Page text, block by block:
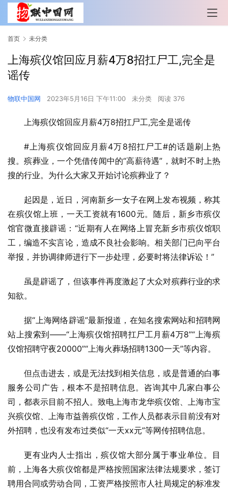
首页 未分类
上海殡仪馆回应月薪4万8招扛尸工,完全是
谣传
物联中国网 2023年5月16日 下午11:00 未分类 阅读 376
上海殡仪馆回应月薪4万8招扛尸工,完全是谣传
#上海殡仪馆回应月薪4万8招扛尸工#的话题刷上热
搜。殡葬业，一个凭借传闻中的“高薪待遇”，就时不时上热
搜的行业。为什么大家又开始讨论殡葬业了？
起因是，近日，河南新乡一女子在网上发布视频，称其
在殡仪馆上班，一天工资就有1600元。随后，新乡市殡仪
馆官微直接辟谣：“近期有人在网络上冒充新乡市殡仪馆职
工，编造不实言论，造成不良社会影响。相关部门已向平台
举报，并协调律师进行下一步处理，必要时将法律诉讼！”
虽是辟谣了，但该事件再度激起了大众对殡葬行业的求
知欲。
据“上海网络辟谣”最新报道，在知名搜索网站和招聘网
站上搜索到——“上海殡仪馆招聘扛尸工月薪4万8”“上海殡
仪馆招聘守夜20000”“上海火葬场招聘1300一天”等内容。
但点击进去，或是无法找到相关信息，或是普通的白事
服务公司广告，根本不是招聘信息。咨询其中几家白事公
司，都表示目前不招人。致电上海市龙华殡仪馆、上海市宝
兴殡仪馆、上海市益善殡仪馆，工作人员都表示目前没有对
外招聘，也没有发布过类似“一天xx元”等网传招聘信息。
更有业内人士指出，殡仪馆大部分属于事业单位。目
前，上海各大殡仪馆都是严格按照国家法律法规要求，签订
聘用合同或劳动合同，工资严格按照市人社局规定的标准发